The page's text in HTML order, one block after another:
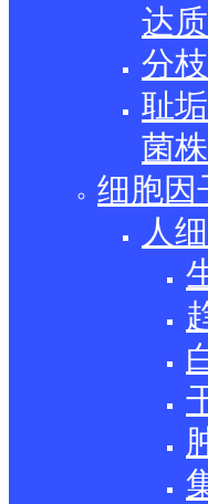
达
分
耻
菌
细胞因
人